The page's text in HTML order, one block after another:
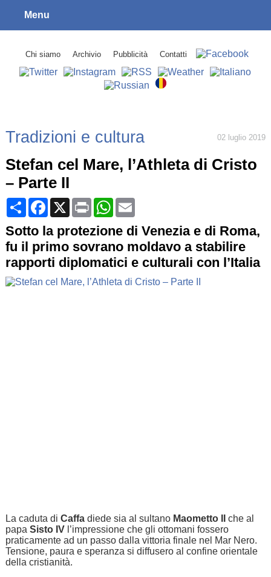
Chi siamo Archivio Pubblicità Contatti
Menu
Tradizioni e cultura 02 luglio 2019
Stefan cel Mare, l’Athleta di Cristo
– Parte II
ShareFacebook
X Print WhatsApp
Email
Sotto la protezione di Venezia e di Roma,
fu il primo sovrano moldavo a stabilire
rapporti diplomatici e culturali con l’Italia
La caduta di Caffadiede sia al sultano Maometto II
che al
papa Sisto IVl’impressione che gli ottomani fossero
praticamente ad un passo dalla vittoria finale nel Mar Nero.
Tensione, paura e speranza si diffusero al confine orientale
della cristianità.